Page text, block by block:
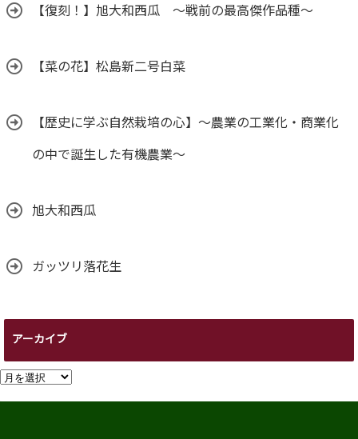
【復刻！】旭大和西瓜 ～戦前の最高傑作品種～
【菜の花】松島新二号白菜
【歴史に学ぶ自然栽培の心】～農業の工業化・商業化
の中で誕生した有機農業～
旭大和西瓜
ガッツリ落花生
アーカイブ
ア
ー